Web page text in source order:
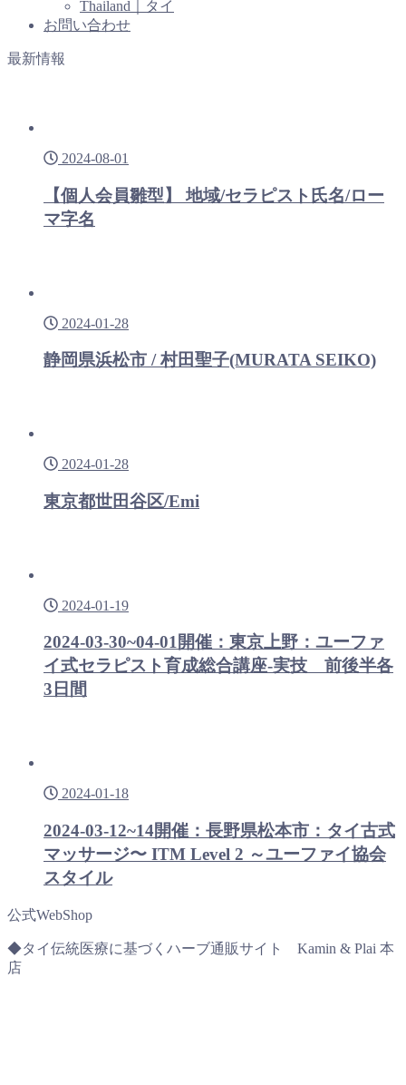
Thailand｜タイ
お問い合わせ
最新情報
2024-08-01
【個人会員雛型】 地域/セラピスト氏名/ロー
マ字名
2024-01-28
静岡県浜松市 / 村田聖子(MURATA SEIKO)
2024-01-28
東京都世田谷区/Emi
2024-01-19
2024-03-30~04-01開催：東京上野：ユーファ
イ式セラピスト育成総合講座-実技 前後半各
3日間
2024-01-18
2024-03-12~14開催：長野県松本市：タイ古式
マッサージ〜 ITM Level 2 ～ユーファイ協会
スタイル
公式WebShop
◆タイ伝統医療に基づくハーブ通販サイト Kamin & Plai 本
店